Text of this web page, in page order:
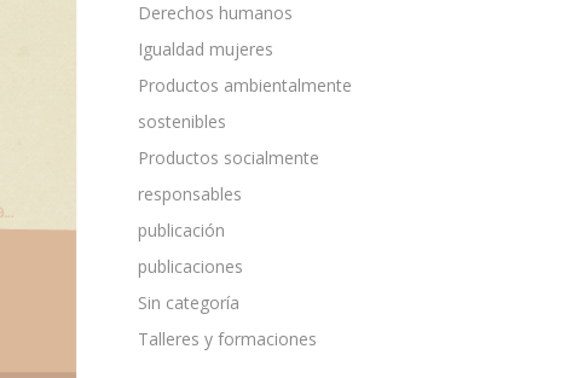
Derechos humanos
Igualdad mujeres
Productos ambientalmente
sostenibles
Productos socialmente
responsables
publicación
publicaciones
Sin categoría
Talleres y formaciones